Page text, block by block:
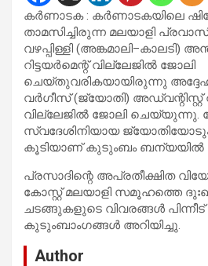
കർണാടക : കർണാടകയിലെ
താമസിച്ചിരുന്ന മലയാളി
വഴപ്പിള്ളി (അങ്കമാലി–കാലടി)
റിട്ടയർമെന്റ് വില്ലേജിൽ ജോലി
ചെയ്തുവരികയായിരുന്നു
വർഗീസ് (ജ്യോതി) അഡ്വന്റിസ്റ്റ്
വില്ലേജിൽ ജോലി ചെയ്യുന്നു.
സ്വദേശിനിയായ
കൂടിയാണ് കുടുംബം ബന്യയിൽ
പ്രസാദിന്റെ അപ്രതീക്ഷിത
കോസ്റ്റ് മലയാളി സമൂഹത്തെ
ചടങ്ങുകളുടെ വിവരങ്ങൾ
കുടുംബാംഗങ്ങൾ അറിയിച്ചു.
Author